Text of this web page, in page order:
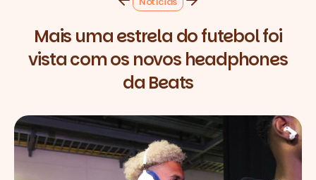
Mais uma estrela do futebol foi
vista com os novos headphones
da Beats